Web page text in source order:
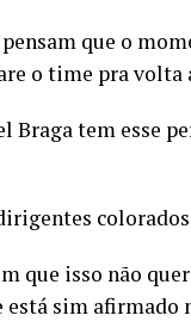
que o
o time pra volta
Braga tem esse
que isso não
está sim